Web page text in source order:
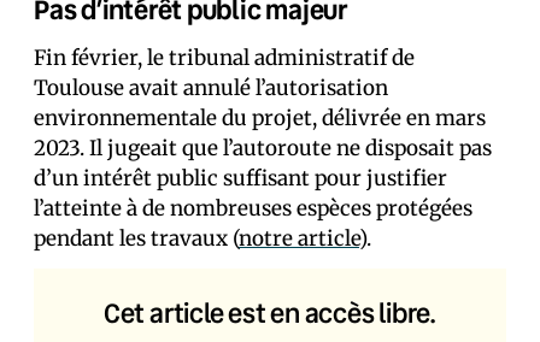
Pas d’intérêt public majeur
Fin février, le tribunal administratif de
Toulouse avait annulé l’autorisation
environnementale du projet, délivrée en mars
2023. Il jugeait que l’autoroute ne disposait pas
d’un intérêt public suffisant pour justifier
l’atteinte à de nombreuses espèces protégées
pendant les travaux (notre article).
Cet article est en accès libre.